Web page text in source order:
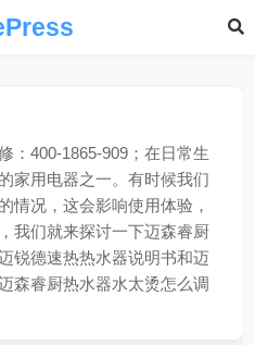
：400-1865-909；在日常生
家用电器之一。有时候我们
情况，这会影响使用体验，
我们就来探讨一下迈森睿厨
锐德速热热水器说明书和迈
森睿厨热水器水太烫怎么调